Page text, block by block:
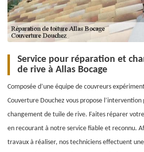
Service pour réparation et
de rive à Allas Bocage
Composée d’une équipe de couvreurs
Couverture Douchez vous propose
changement de tuile de rive. Faites réparer
en recourant à notre service fiable et reconnu.
travaux à réaliser, nos techniciens effectuent